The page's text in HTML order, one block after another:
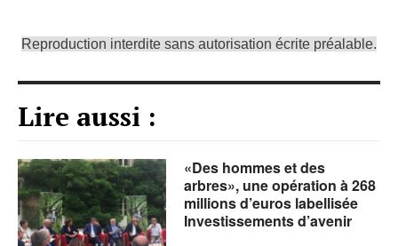
Reproduction interdite sans autorisation écrite préalable.
Lire aussi :
«Des hommes et des
arbres», une opération à 268
millions d’euros labellisée
Investissements d’avenir